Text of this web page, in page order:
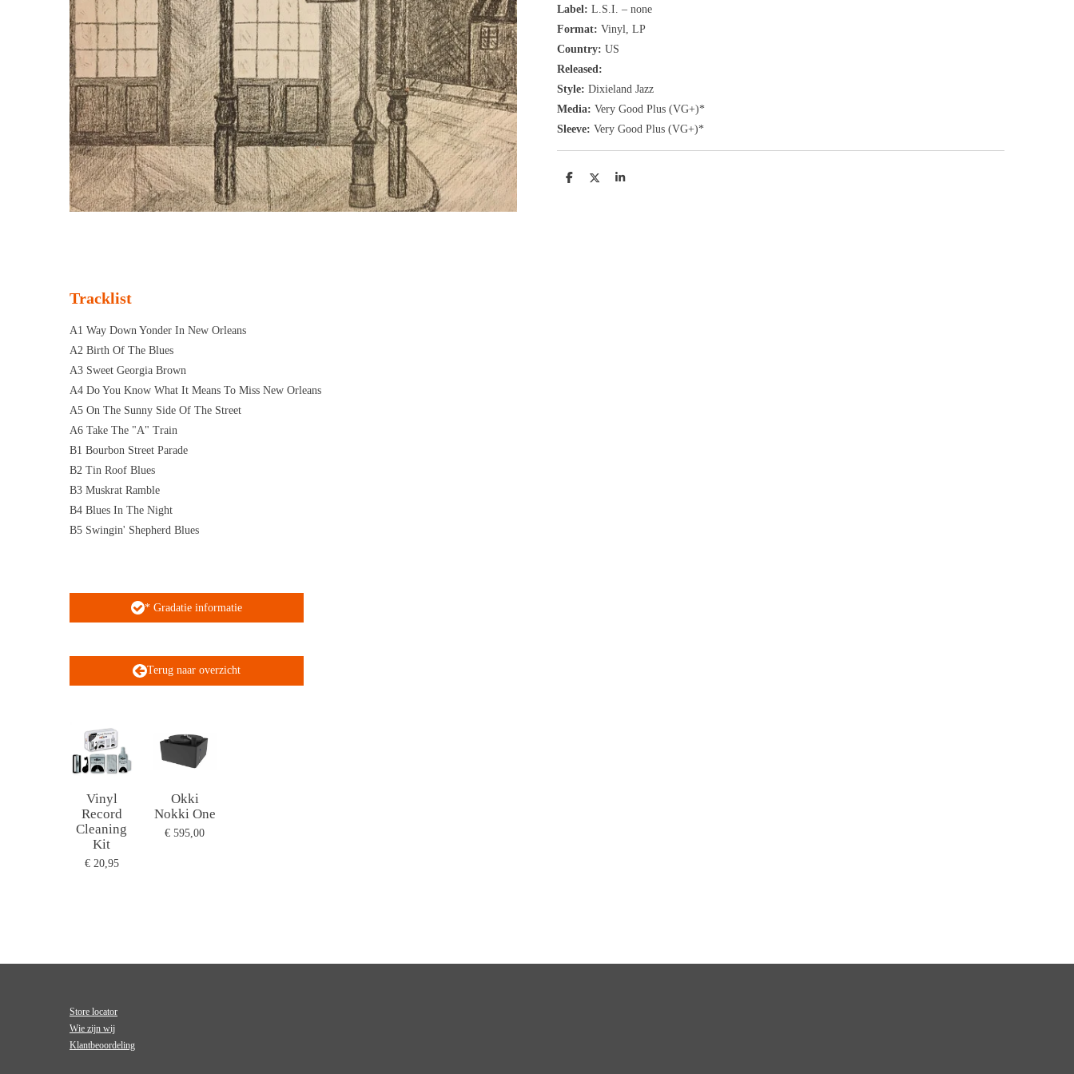
Label: L.S.I. ‎– none
Format: Vinyl, LP
Country: US
Released:
Style: Dixieland Jazz
Media: Very Good Plus (VG+)*
Sleeve: Very Good Plus (VG+)*
D
D
S
Tracklist
A1 Way Down Yonder In New Orleans
A2 Birth Of The Blues
A3 Sweet Georgia Brown
A4 Do You Know What It Means To Miss New Orleans
A5 On The Sunny Side Of The Street
A6 Take The "A" Train
B1 Bourbon Street Parade
B2 Tin Roof Blues
B3 Muskrat Ramble
B4 Blues In The Night
B5 Swingin' Shepherd Blues
* Gradatie informatie
Terug naar overzicht
Vinyl
Record
Cleaning
Kit
€ 20,95
Okki
Nokki One
€ 595,00
Store locator
Wie zijn wij
Klantbeoordeling